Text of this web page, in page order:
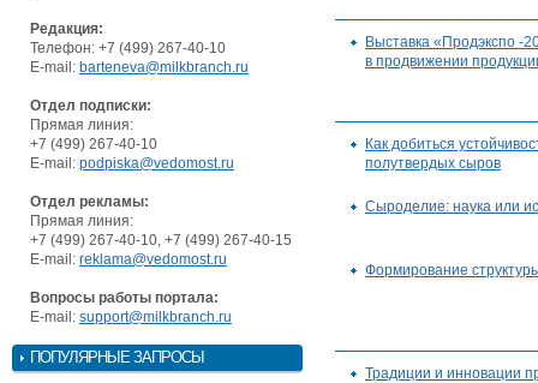
Редакция:
Телефон: +7 (499) 267-40-10
E-mail: barteneva@milkbranch.ru
Отдел подписки:
Прямая линия:
+7 (499) 267-40-10
E-mail: podpiska@vedomost.ru
Отдел рекламы:
Прямая линия:
+7 (499) 267-40-10, +7 (499) 267-40-15
E-mail: reklama@vedomost.ru
Вопросы работы портала:
E-mail: support@milkbranch.ru
ПОПУЛЯРНЫЕ ЗАПРОСЫ
Выставка «Продэкспо -
в продвижении
Как добиться
полутвердых сыров
Сыроделие: наука или
Формирование
Традиции и инновации